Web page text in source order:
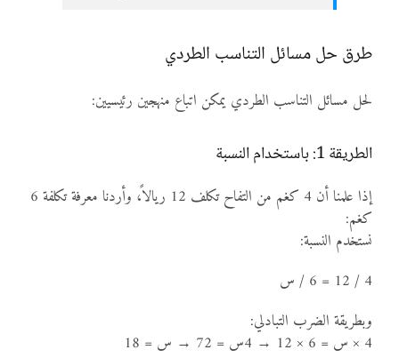
طرق حل مسائل التناسب الطردي
لحل مسائل التناسب الطردي يمكن اتباع منهجين رئيسيين:
الطريقة 1: باستخدام النسبة
إذا علمنا أن 4 كغم من التفاح تكلف 12 ريالاً، وأردنا معرفة تكلفة 6
كغم:
نستخدم النسبة:
4 / 12 = 6 / س
وبطريقة الضرب التبادلي:
4 × س = 6 × 12 → 4س = 72 → س = 18